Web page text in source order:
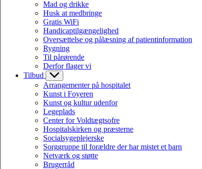
Mad og drikke
Husk at medbringe
Gratis WiFi
Handicaptilgængelighed
Oversættelse og pålæsning af patientinformation
Rygning
Til pårørende
Derfor flager vi
Tilbud
Arrangementer på hospitalet
Kunst i Foyeren
Kunst og kultur udenfor
Legeplads
Center for Voldtægtsofre
Hospitalskirken og præsterne
Socialsygeplejerske
Sorggruppe til forældre der har mistet et barn
Netværk og støtte
Brugerråd